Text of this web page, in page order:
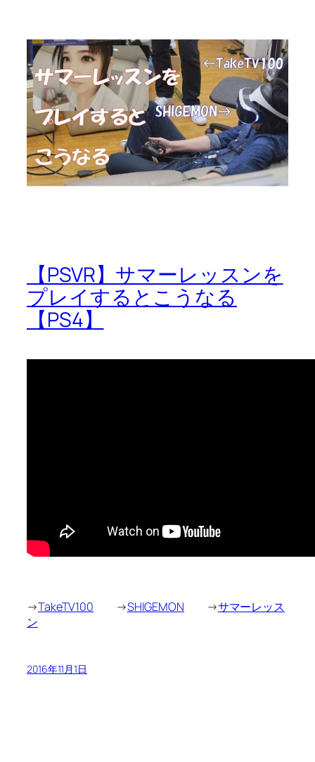
【PSVR】サマーレッスンを
プレイするとこうなる
【PS4】
→TakeTV100 →SHIGEMON →サマーレッス
ン
2016年11月1日